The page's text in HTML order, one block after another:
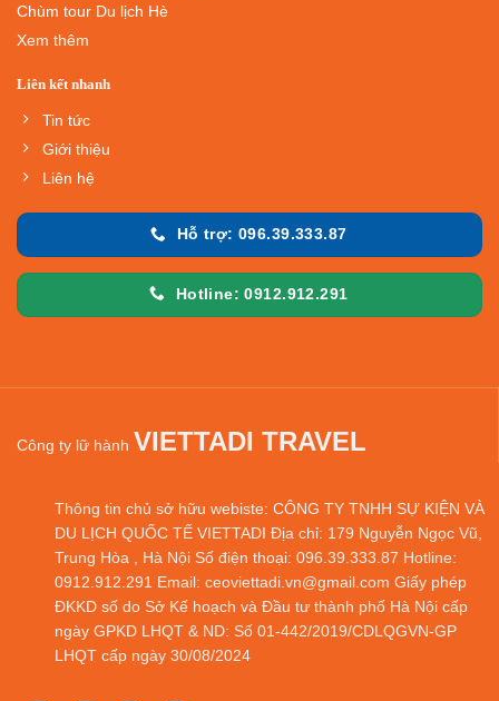
Chùm tour Du lịch Hè
Xem thêm
Liên kết nhanh
Tin tức
Giới thiệu
Liên hệ
Hỗ trợ: 096.39.333.87
Hotline: 0912.912.291
Công ty lữ hành VIETTADI TRAVEL
Thông tin chủ sở hữu webiste: CÔNG TY TNHH SỰ KIỆN VÀ
DU LỊCH QUỐC TẾ VIETTADI Địa chỉ: 179 Nguyễn Ngọc Vũ,
Trung Hòa , Hà Nội Số điện thoại: 096.39.333.87 Hotline:
0912.912.291 Email: ceoviettadi.vn@gmail.com Giấy phép
ĐKKD số do Sở Kế hoạch và Đầu tư thành phố Hà Nội cấp
ngày GPKD LHQT & ND: Số 01-442/2019/CDLQGVN-GP
LHQT cấp ngày 30/08/2024